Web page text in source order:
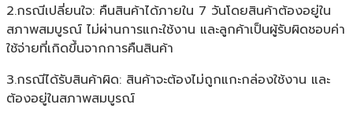
2.กรณีเปลี่ยนใจ: คืนสินค้าได้ภายใน 7 วันโดยสินค้าต้องอยู่ใน
สภาพสมบูรณ์ ไม่ผ่านการแกะใช้งาน และลูกค้าเป็นผู้รับผิดชอบค่า
ใช้จ่ายที่เกิดขึ้นจากการคืนสินค้า
3.กรณีได้รับสินค้าผิด: สินค้าจะต้องไม่ถูกแกะกล่องใช้งาน และ
ต้องอยู่ในสภาพสมบูรณ์